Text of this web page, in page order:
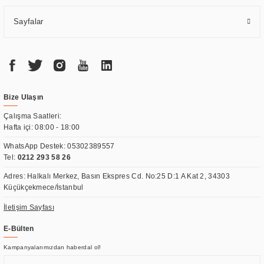
Sayfalar
Bize Ulaşın
Çalışma Saatleri:
Hafta içi: 08:00 - 18:00
WhatsApp Destek:05302389557
Tel: 0212 293 58 26
Adres: Halkalı Merkez, Basın Ekspres Cd. No:25 D:1 A Kat 2, 34303
Küçükçekmece/İstanbul
İletişim Sayfası
E-Bülten
Kampanyalarımızdan haberdal ol!